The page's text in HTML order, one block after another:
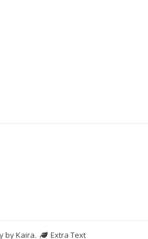
byKaira. Extra Text